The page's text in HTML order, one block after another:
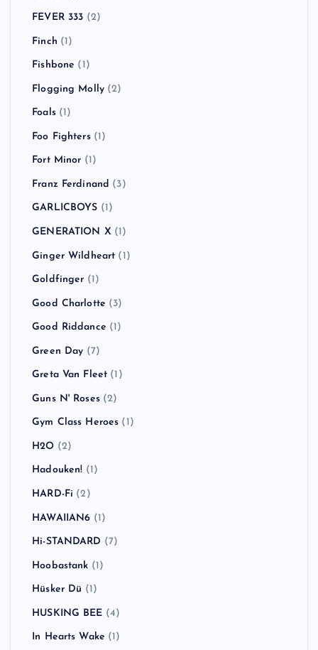
FEVER 333 (2)
Finch (1)
Fishbone (1)
Flogging Molly (2)
Foals(1)
Foo Fighters(1)
Fort Minor (1)
Franz Ferdinand (3)
GARLICBOYS (1)
GENERATION X (1)
Ginger Wildheart (1)
Goldfinger (1)
Good Charlotte (3)
Good Riddance (1)
Green Day (7)
Greta Van Fleet (1)
Guns N' Roses(2)
Gym Class Heroes (1)
H2O (2)
Hadouken! (1)
HARD-Fi (2)
HAWAIIAN6 (1)
Hi-STANDARD (7)
Hoobastank (1)
Hüsker Dü (1)
HUSKING BEE (4)
In Hearts Wake (1)